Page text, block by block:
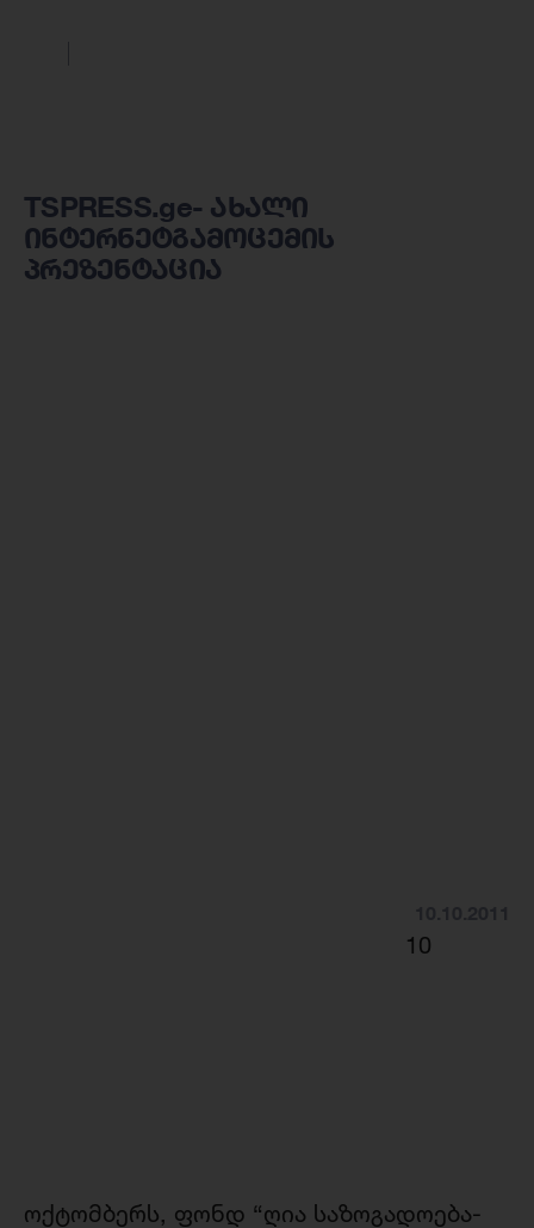
TSPRESS.ge- ახალი
ინტერნეტგამოცემის
პრეზენტაცია
10
ოქტომბერს, ფონდ “ღია საზოგადოება-